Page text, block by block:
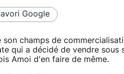
Google
son champs de
qui a décidé de vendre
Amoi d'en faire de même.